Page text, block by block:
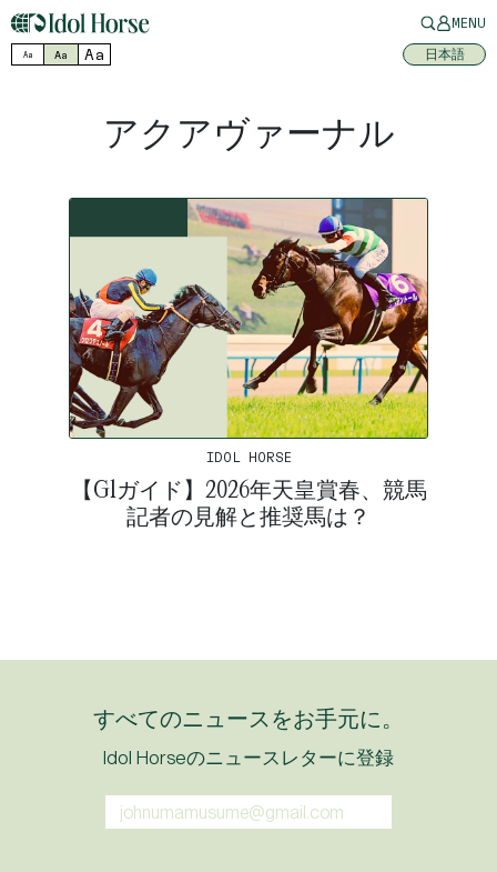
MENU
Aa Aa Aa 日本語
アクアヴァーナル
IDOL HORSE
【G1ガイド】2026年天皇賞春、競馬
記者の見解と推奨馬は？
すべてのニュースをお手元に。
Idol Horseのニュースレターに登録